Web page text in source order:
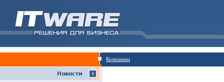
Компании